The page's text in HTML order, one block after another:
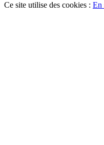
Ce site utilise des cookies : En